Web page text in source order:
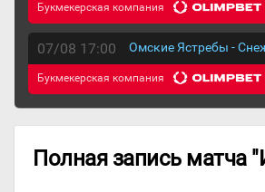
Букмекерская компания
07/08 17:00 Омские Ястребы -
Букмекерская компания
Полная запись матча